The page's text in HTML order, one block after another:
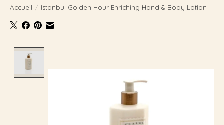
Accueil / Istanbul Golden Hour Enriching Hand & Body Lotion